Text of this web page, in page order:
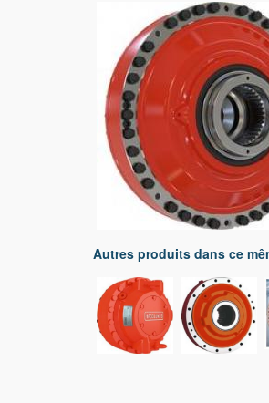
Autres produits dans ce